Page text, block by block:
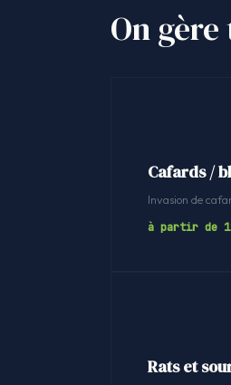
On
Cafards /
Invasion de
à partir de
Rats et